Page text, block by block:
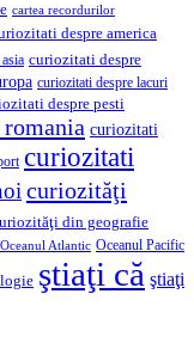
cartea recordurilor
despre america
curiozitati despre
curiozitati despre lacuri
despre pesti
curiozitati
curiozitati
curiozităţi
din geografie
Oceanul Atlantic Oceanul Pacific
ştiaţi că ştiaţi